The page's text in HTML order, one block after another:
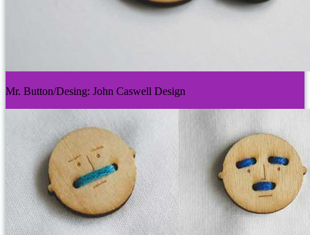
Mr. Button/Desing: John Caswell Design